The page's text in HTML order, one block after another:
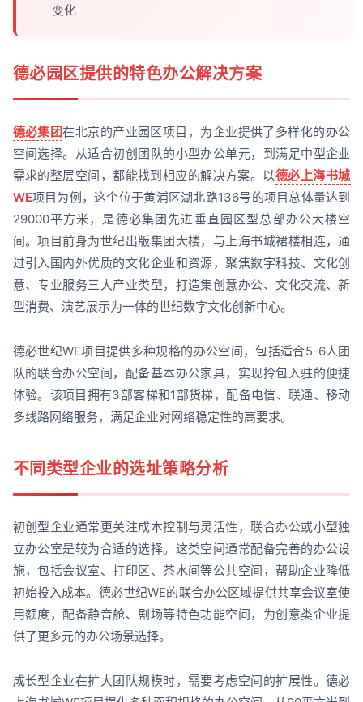
变化
德必园区提供的特色办公解决方案
德必集团在北京的产业园区项目，为企业提供了多样化的办公
空间选择。从适合初创团队的小型办公单元，到满足中型企业
需求的整层空间，都能找到相应的解决方案。以德必上海书城
WE项目为例，这个位于黄浦区湖北路136号的项目总体量达到
29000平方米，是德必集团先进垂直园区型总部办公大楼空
间。项目前身为世纪出版集团大楼，与上海书城裙楼相连，通
过引入国内外优质的文化企业和资源，聚焦数字科技、文化创
意、专业服务三大产业类型，打造集创意办公、文化交流、新
型消费、演艺展示为一体的世纪数字文化创新中心。
德必世纪WE项目提供多种规格的办公空间，包括适合5-6人团
队的联合办公空间，配备基本办公家具，实现拎包入驻的便捷
体验。该项目拥有3部客梯和1部货梯，配备电信、联通、移动
多线路网络服务，满足企业对网络稳定性的高要求。
不同类型企业的选址策略分析
初创型企业通常更关注成本控制与灵活性，联合办公或小型独
立办公室是较为合适的选择。这类空间通常配备完善的办公设
施，包括会议室、打印区、茶水间等公共空间，帮助企业降低
初始投入成本。德必世纪WE的联合办公区域提供共享会议室使
用额度，配备静音舱、剧场等特色功能空间，为创意类企业提
供了更多元的办公场景选择。
成长型企业在扩大团队规模时，需要考虑空间的扩展性。德必